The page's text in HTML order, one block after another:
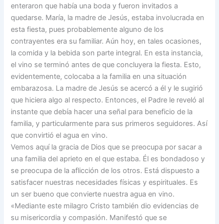
enteraron que había una boda y fueron invitados a
quedarse. María, la madre de Jesús, estaba involucrada en
esta fiesta, pues probablemente alguno de los
contrayentes era su familiar. Aún hoy, en tales ocasiones,
la comida y la bebida son parte integral. En esta instancia,
el vino se terminó antes de que concluyera la fiesta. Esto,
evidentemente, colocaba a la familia en una situación
embarazosa. La madre de Jesús se acercó a él y le sugirió
que hiciera algo al respecto. Entonces, el Padre le reveló al
instante que debía hacer una señal para beneficio de la
familia, y particularmente para sus primeros seguidores. Así
que convirtió el agua en vino.
Vemos aquí la gracia de Dios que se preocupa por sacar a
una familia del aprieto en el que estaba. Él es bondadoso y
se preocupa de la aflicción de los otros. Está dispuesto a
satisfacer nuestras necesidades físicas y espirituales. Es
un ser bueno que convierte nuestra agua en vino.
«Mediante este milagro Cristo también dio evidencias de
su misericordia y compasión. Manifestó que se